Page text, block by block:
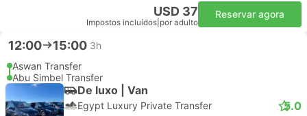
USD 37
Impostos incluídos por adulto
Reservar agora
12:00 15:00 3h
Aswan Transfer
Abu Simbel Transfer
De luxo | Van
Egypt Luxury Private Transfer 5.0